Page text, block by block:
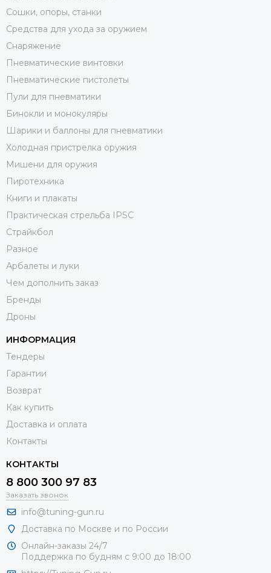
Сошки, опоры, станки
Средства для ухода за оружием
Снаряжение
Пневматические винтовки
Пневматические пистолеты
Пули для пневматики
Бинокли и монокуляры
Шарики и баллоны для пневматики
Холодная пристрелка оружия
Мишени для оружия
Пиротехника
Книги и плакаты
Практическая стрельба IPSC
Страйкбол
Разное
Арбалеты и луки
Чем дополнить заказ
Бренды
Дроны
ИНФОРМАЦИЯ
Тендеры
Гарантии
Возврат
Как купить
Доставка и оплата
Контакты
КОНТАКТЫ
8 800 300 97 83
Заказать звонок
info@tuning-gun.ru
Доставка по Москве и по России
Онлайн-заказы 24/7
Поддержка по будням с 9:00 до 18:00